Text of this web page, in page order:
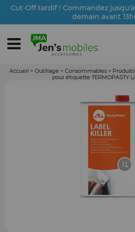
Cut-Off tardif ! Commandez jusqu'à
demain avant
Accueil > Outillage > Consommables >
pour étiquette TERMOPASTY